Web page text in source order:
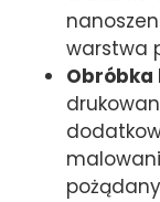
warstwa
Obróbka